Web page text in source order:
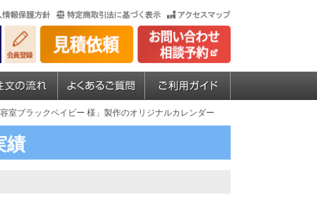
室ブラックベイビー 様」製作のオリジナルカレンダー
績